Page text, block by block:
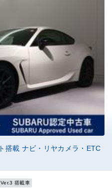
搭載 ナビ・リヤカメラ・ETC
搭載車